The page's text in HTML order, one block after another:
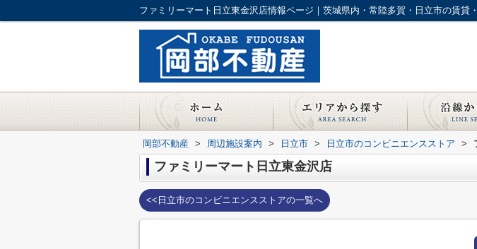
岡部不動産 > 周辺施設案内 > 日立市 > 日立市のコンビニエンスストア >
ファミリーマート日立東金沢店
<<日立市のコンビニエンスストアの一覧へ